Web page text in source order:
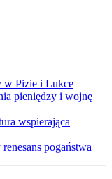
w Pizie i Lukce
pieniędzy i wojnę
wspierająca
pogaństwa